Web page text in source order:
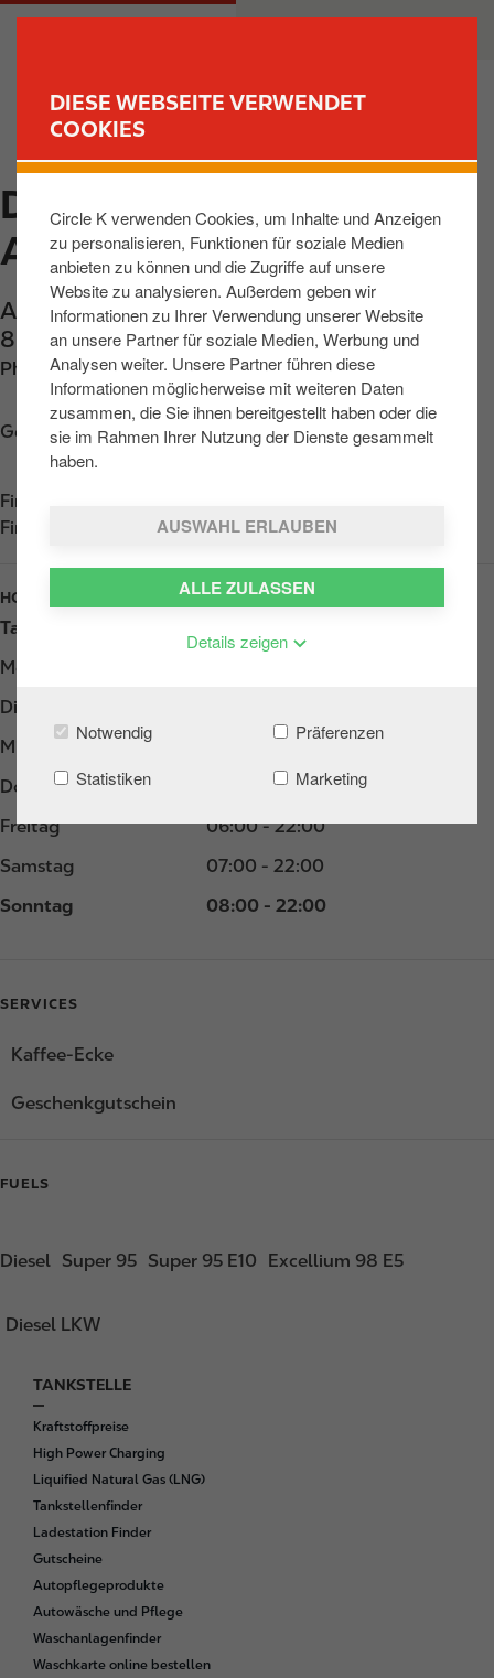
DIESE WEBSEITE VERWENDET
COOKIES
Circle K verwenden Cookies, um Inhalte und Anzeigen
zu personalisieren, Funktionen für soziale Medien
anbieten zu können und die Zugriffe auf unsere
Website zu analysieren. Außerdem geben wir
Informationen zu Ihrer Verwendung unserer Website
an unsere Partner für soziale Medien, Werbung und
Analysen weiter. Unsere Partner führen diese
Informationen möglicherweise mit weiteren Daten
zusammen, die Sie ihnen bereitgestellt haben oder die
sie im Rahmen Ihrer Nutzung der Dienste gesammelt
haben.
AUSWAHL ERLAUBEN
ALLE ZULASSEN
Details zeigen
Notwendig
Präferenzen
Statistiken
Marketing
u
m
I
h
a
l
M
v
DONAUWOERTH,
AUGSBURGER STR
Augsburger Strasse 16,Donauwoerth,
86609 ,DE
Phone: +499064494
Get directions
Find us on
Find us on
Google Play
HOURS
Tag
Montag
Dienstag
Mittwoch
Donnerstag
06:00 - 22:00
Freitag
06:00 - 22:00
Samstag
07:00 - 22:00
Sonntag
08:00 - 22:00
SERVICES
Kaffee-Ecke
Geschenkgutschein
FUELS
Diesel Super 95 Super 95 E10 Excellium 98 E5
Diesel LKW
F
o
o
t
e
r
TANKSTELLE
Kraftstoffpreise
High Power Charging
Liquified Natural Gas (LNG)
Tankstellenfinder
Ladestation Finder
Gutscheine
Autopflegeprodukte
Autowäsche und Pflege
Waschanlagenfinder
Waschkarte online bestellen